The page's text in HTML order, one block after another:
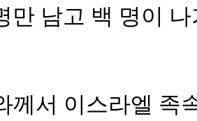
만 남고 백 명이
께서 이스라엘 족